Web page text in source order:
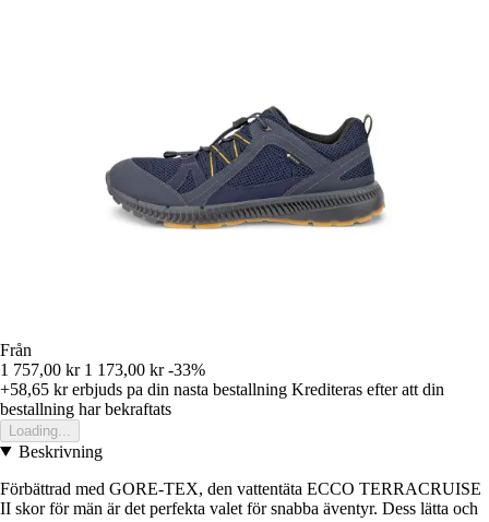
Från
1 757,00 kr 1 173,00 kr -33%
+58,65 krerbjuds pa din nasta bestallning Krediteras efter att din
bestallning har bekraftats
Loading...
Beskrivning
Förbättrad med GORE-TEX, den vattentäta ECCO TERRACRUISE
II skor för män är det perfekta valet för snabba äventyr. Dess lätta och